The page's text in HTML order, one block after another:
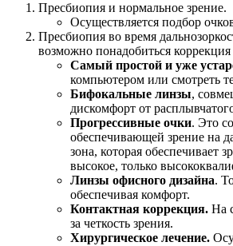
Пресбиопия и нормальное зрение.
Осуществляется подбор
Пресбиопия во время
возможно понадобиться
Самый простой и уже
компьютером или смотреть
Бифокальные линзы,
дискомфорт от
Прогрессивные очки. Это
обеспечивающей зрение на
зона, которая
высокое, только
Линзы офисного дизайна.
обеспечивая комфорт.
Контактная коррекция. На
за четкость зрения.
Хирургическое лечение.